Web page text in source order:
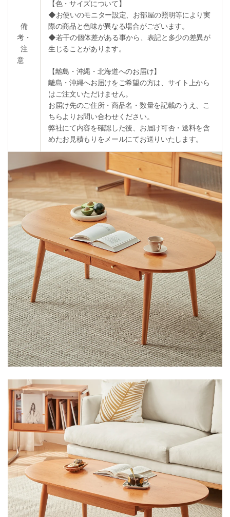
備
考・
注
意
【色・サイズについて】
◆お使いのモニター設定、お部屋の照明等により実
際の商品と色味が異なる場合がございます。
◆若干の個体差がある事から、表記と多少の差異が
生じることがあります。
【離島・沖縄・北海道へのお届け】
離島・沖縄へお届けをご希望の方は、サイト上から
はご注文いただけません。
お届け先のご住所・商品名・数量を記載のうえ、こ
ちらよりお問い合わせください。
弊社にて内容を確認した後、お届け可否・送料を含
めたお見積もりをメールにてお送りいたします。